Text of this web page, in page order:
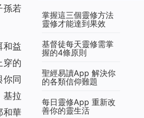
孫若
和益
穿的
同
基拉
和華
掌握這三個靈修方法
靈修才能達到果效
基督徒每天靈修需掌
握的4條原則
聖經易讀App 解決你
的各類信仰難題
每日靈修App 重新改
善你的靈生活